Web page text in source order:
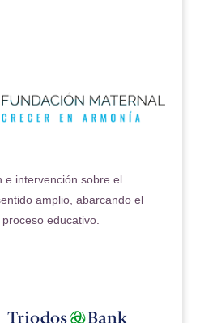
e intervención sobre el
amplio, abarcando el
educativo.